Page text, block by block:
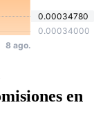
en